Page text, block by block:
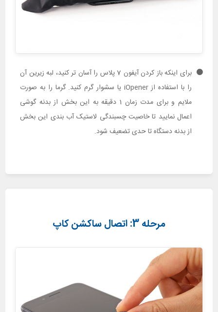
برای اینکه باز کردن آیفون 7 پلاس را آسان تر کنید، لبه زیرین آن
را با استفاده از iOpener یا سشوار گرم کنید. گرما را به صورت
ملایم و برای مدت زمان 1 دقیقه به این بخش از بدنه گوشی
اعمال نمایید تا خاصیت چسبندگی لاستیک آب بندی این بخش
از بدنه دستگاه تا حدی تضعیف شود.
مرحله 3: اتصال ساکشن کاپ